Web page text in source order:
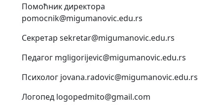
Помоћник директора
pomocnik@migumanovic.edu.rs
Секретар sekretar@migumanovic.edu.rs
Педагог mgligorijevic@migumanovic.edu.rs
Психолог jovana.radovic@migumanovic.edu.rs
Логопед logopedmito@gmail.com